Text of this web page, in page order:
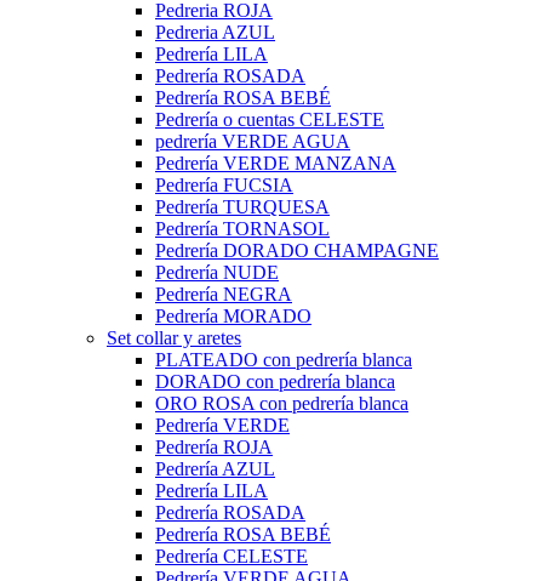
Pedreria ROJA
Pedreria AZUL
Pedrería LILA
Pedrería ROSADA
Pedrería ROSA BEBÉ
Pedrería o cuentas CELESTE
pedrería VERDE AGUA
Pedrería VERDE MANZANA
Pedrería FUCSIA
Pedrería TURQUESA
Pedrería TORNASOL
Pedrería DORADO CHAMPAGNE
Pedrería NUDE
Pedrería NEGRA
Pedrería MORADO
Set collar y aretes
PLATEADO con pedrería blanca
DORADO con pedrería blanca
ORO ROSA con pedrería blanca
Pedrería VERDE
Pedrería ROJA
Pedrería AZUL
Pedrería LILA
Pedrería ROSADA
Pedrería ROSA BEBÉ
Pedrería CELESTE